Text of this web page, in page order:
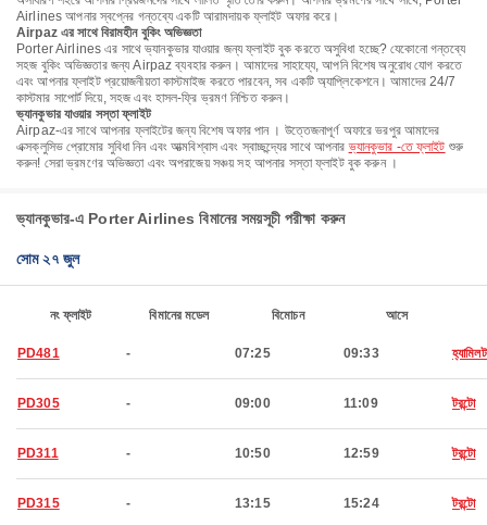
Airlines আপনার স্বপ্নের গন্তব্যে একটি আরামদায়ক ফ্লাইট অফার করে।
Airpaz এর সাথে বিরামহীন বুকিং অভিজ্ঞতা
Porter Airlines এর সাথে ভ্যানকুভার যাওয়ার জন্য ফ্লাইট বুক করতে অসুবিধা হচ্ছে? যেকোনো গন্তব্যে
সহজ বুকিং অভিজ্ঞতার জন্য Airpaz ব্যবহার করুন। আমাদের সাহায্যে, আপনি বিশেষ অনুরোধ যোগ করতে
এবং আপনার ফ্লাইট প্রয়োজনীয়তা কাস্টমাইজ করতে পারবেন, সব একটি অ্যাপ্লিকেশনে। আমাদের 24/7
কাস্টমার সাপোর্ট দিয়ে, সহজ এবং হাসল-ফ্রি ভ্রমণ নিশ্চিত করুন।
ভ্যানকুভার যাওয়ার সস্তা ফ্লাইট
Airpaz-এর সাথে আপনার ফ্লাইটের জন্য বিশেষ অফার পান । উত্তেজনাপূর্ণ অফারে ভরপুর আমাদের
এক্সক্লুসিভ প্রোমোর সুবিধা নিন এবং আত্মবিশ্বাস এবং স্বাচ্ছন্দ্যের সাথে আপনারভ্যানকুভার -তে ফ্লাইট শুরু
করুন! সেরা ভ্রমণের অভিজ্ঞতা এবং অপরাজেয় সঞ্চয় সহ আপনার সস্তা ফ্লাইট বুক করুন ।
ভ্যানকুভার-এ Porter Airlines বিমানের সময়সূচী পরীক্ষা করুন
সোম ২৭ জুল
নং ফ্লাইট বিমানের মডেল বিমোচন আসে
PD481 - 07:25 09:33
PD305 - 09:00 11:09 টরন্টো
PD311 - 10:50 12:59 টরন্টো
PD315 - 13:15 15:24 টরন্টো